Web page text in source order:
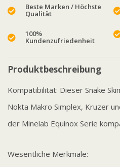
Beste Marken / Höchste
Qualität
100%
Kundenzufriedenheit
Produktbeschreibung
Kompatibilität: Dieser Snake
Nokta Makro Simplex, Kruzer
der Minelab Equinox Serie
Wesentliche Merkmale: